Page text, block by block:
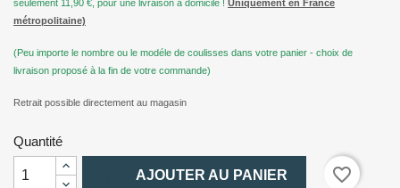
seulement 11,90 €, pour une livraison à domicile ! Uniquement en France
métropolitaine)
(Peu importe le nombre ou le modéle de coulisses dans votre panier - choix de
livraison proposé à la fin de votre commande)
Retrait possible directement au magasin
Quantité
AJOUTER AU PANIER
favorite_border